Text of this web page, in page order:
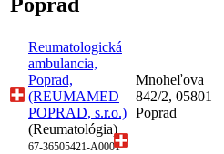
Reumatologická
ambulancia,
Poprad,
(REUMAMED
POPRAD, s.r.o.)
(Reumatológia)
67-36505421-A0001
Mnoheľova
842/2, 05801
Poprad